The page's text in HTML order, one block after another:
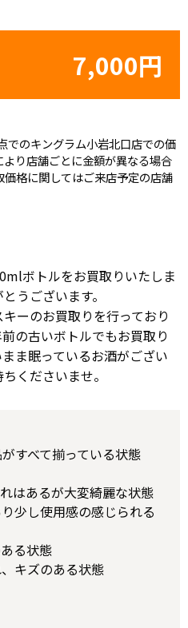
7,000円
のキングラム小岩北口店での価
り店舗ごとに金額が異なる場合
格に関してはご来店予定の店舗
ボトルをお買取りいたしま
うございます。
ーのお買取りを行っており
の古いボトルでもお買取り
ま眠っているお酒がござい
くださいませ。
すべて揃っている状態
はあるが大変綺麗な状態
少し使用感の感じられる
る状態
キズのある状態